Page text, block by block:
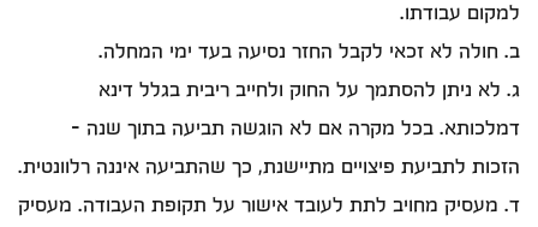
למקום עבודתו.
ב. חולה לא זכאי לקבל החזר נסיעה בעד ימי המחלה.
ג. לא ניתן להסתמך על החוק ולחייב ריבית בגלל דינא
דמלכותא. בכל מקרה אם לא הוגשה תביעה בתוך שנה -
הזכות לתביעת פיצויים מתיישנת, כך שהתביעה איננה רלוונטית.
ד. מעסיק מחויב לתת לעובד אישור על תקופת העבודה. מעסיק